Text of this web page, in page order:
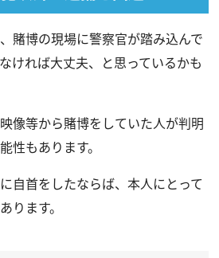
賭博の現場に警察官が踏み込んで
ければ大丈夫、と思っているかも
像等から賭博をしていた人が判明
性もあります。
自首をしたならば、本人にとって
ります。